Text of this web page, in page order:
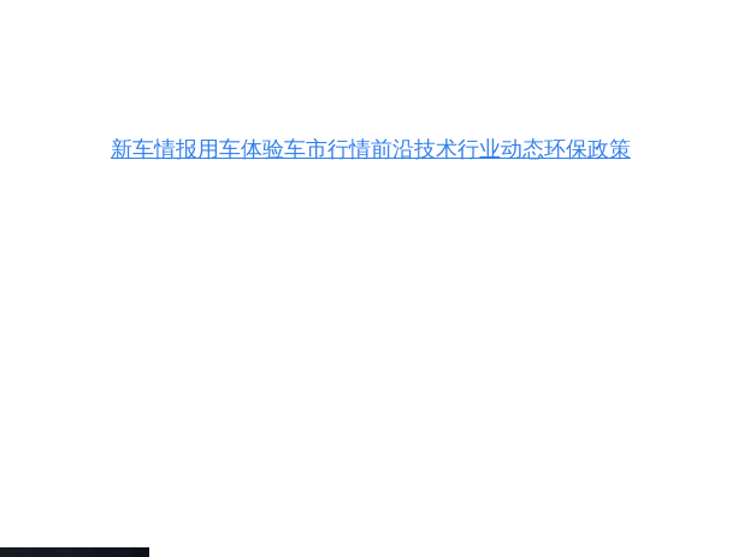
新车情报用车体验车市行情前沿技术行业动态环保政策